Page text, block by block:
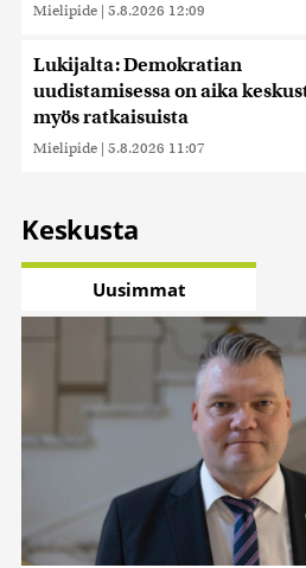
Mielipide | 5.8.2026 12:09
Lukijalta: Demokratian
uudistamisessa on aika
myös ratkaisuista
Mielipide | 5.8.2026 11:07
Keskusta
Uusimmat